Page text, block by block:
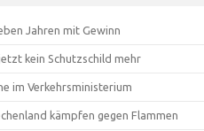
Jahren mit Gewinn
kein Schutzschild mehr
im Verkehrsministerium
kämpfen gegen Flammen